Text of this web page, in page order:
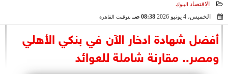
السياسة
الرئاسة
البرلمان
صنع في مصر
الاقتصاد البنوك
الخميس، 4 يونيو 2026 08:38 صـ بتوقيت القاهرة
أفضل شهادة ادخار الآن في بنكي الأهلي
ومصر.. مقارنة شاملة للعوائد